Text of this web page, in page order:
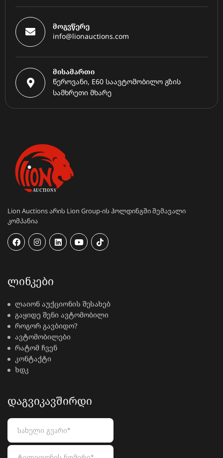
მოგვწერე
info@lionauctions.com
მისამართი
წეროვანი, E60 საავტომობილო გზის
სამხრეთი მხარე
Lion Auctions არის Lion Group-ის ჰოლდინგში შემავალი
კომპანია
ᲚᲘᲜᲙᲔᲑᲘ
ლაიონ აუქციონის შესახებ
გაყიდე შენი ავტომობილი
როგორ გავბიდო?
ავტომობილები
რატომ ჩვენ
კონტაქტი
ხდკ
ᲓᲐᲒᲕᲘᲙᲐᲕᲨᲘᲠᲓᲘ